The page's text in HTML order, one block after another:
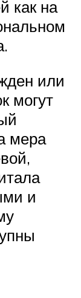
как на
или
могут
мера
и